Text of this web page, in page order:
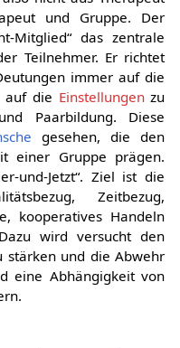
und Gruppe. Der
Mitglied“ das zentrale
Teilnehmer. Er richtet
immer auf die
auf die Einstellungenzu
Paarbildung. Diese
gesehen, die den
einer Gruppe prägen.
und-Jetzt“. Ziel ist die
Zeitbezug,
kooperatives Handeln
wird versucht den
stärken und die Abwehr
eine Abhängigkeit von